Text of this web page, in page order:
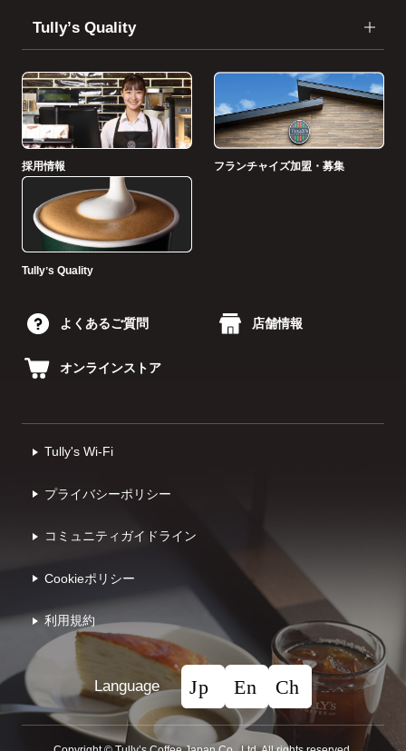
Tullyʼs Quality
採用情報 フランチャイズ加盟・募集
Tullyʼs Quality
よくあるご質問 店舗情報
オンラインストア
Tully's Wi-Fi
プライバシーポリシー
コミュニティガイドライン
Cookieポリシー
利⽤規約
Language